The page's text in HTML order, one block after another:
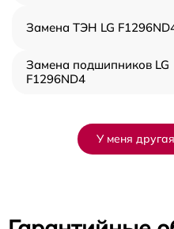
Замена ТЭН LG
Замена подшипников LG
F1296ND4
У меня